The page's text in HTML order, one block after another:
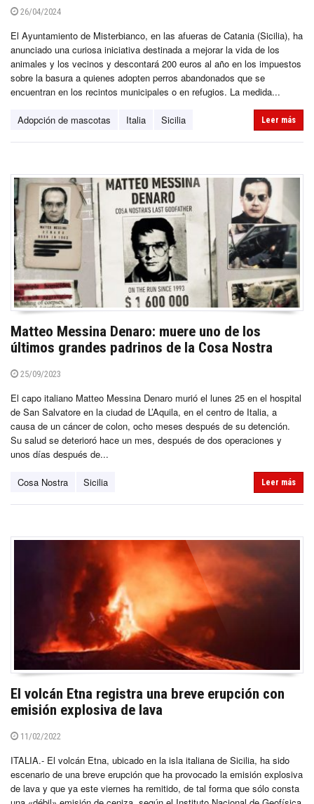
26/04/2024
El Ayuntamiento de Misterbianco, en las afueras de Catania (Sicilia), ha
anunciado una curiosa iniciativa destinada a mejorar la vida de los
animales y los vecinos y descontará 200 euros al año en los impuestos
sobre la basura a quienes adopten perros abandonados que se
encuentran en los recintos municipales o en refugios. La medida...
Adopción de mascotas Italia Sicilia Leer más
Matteo Messina Denaro: muere uno de los
últimos grandes padrinos de la Cosa Nostra
25/09/2023
El capo italiano Matteo Messina Denaro murió el lunes 25 en el hospital
de San Salvatore en la ciudad de L’Aquila, en el centro de Italia, a
causa de un cáncer de colon, ocho meses después de su detención.
Su salud se deterioró hace un mes, después de dos operaciones y
unos días después de...
Cosa Nostra Sicilia Leer más
El volcán Etna registra una breve erupción con
emisión explosiva de lava
11/02/2022
ITALIA.- El volcán Etna, ubicado en la isla italiana de Sicilia, ha sido
escenario de una breve erupción que ha provocado la emisión explosiva
de lava y que ya este viernes ha remitido, de tal forma que sólo consta